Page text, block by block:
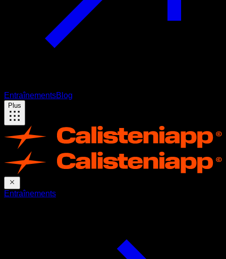
EntraînementsBlog
Plus
Entraînements